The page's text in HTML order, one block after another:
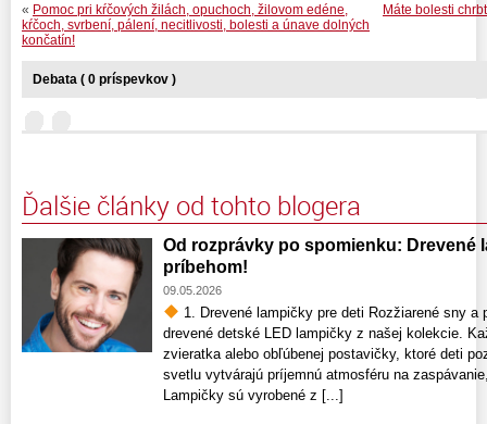
Máte bolesti
« Pomoc pri kŕčových žilách, opuchoch, žilovom edéne,
kŕčoch, svrbení, pálení, necitlivosti, bolesti a únave dolných
končatín!
Debata ( 0 príspevkov )
Ďalšie články od tohto blogera
Od rozprávky po spomienku: Drevené
príbehom!
09.05.2026
1. Drevené lampičky pre deti Rozžiarené sny a
drevené detské LED lampičky z našej kolekcie.
zvieratka alebo obľúbenej postavičky, ktoré deti
svetlu vytvárajú príjemnú atmosféru na
Lampičky sú vyrobené z [...]